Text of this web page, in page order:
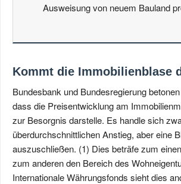
Ausweisung von neuem Bauland
Kommt die Immobilienblase
Bundesbank und Bundesregierung
dass die Preisentwicklung am
zur Besorgnis darstelle. Es handle sich
überdurchschnittlichen Anstieg, aber eine
auszuschließen. (1) Dies beträfe zum
zum anderen den Bereich des
Internationale Währungsfonds sieht dies